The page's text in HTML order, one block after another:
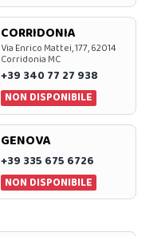
CORRIDONIA
Via Enrico Mattei, 177, 62014
Corridonia MC
+39 340 77 27 938
NON DISPONIBILE
GENOVA
+39 335 675 6726
NON DISPONIBILE